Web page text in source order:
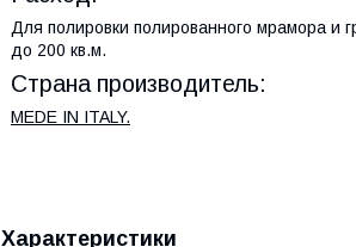
Для полировки полированного мрамора и
до 200 кв.м.
Страна производитель:
MEDE IN ITALY.
Характеристики